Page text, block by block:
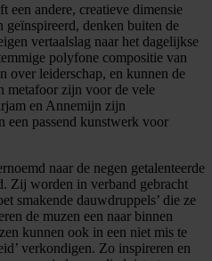
een andere, creatieve dimensie
geïnspireerd, denken buiten de
vertaalslag naar het dagelijkse
polyfone compositie van
over leiderschap, en kunnen de
metafoor zijn voor de vele
en Annemijn zijn
een passend kunstwerk voor
naar de negen getalenteerde
Zij worden in verband gebracht
smakende dauwdruppels’ die ze
de muzen een naar binnen
kunnen ook in een niet mis te
verkondigen. Zo inspireren en